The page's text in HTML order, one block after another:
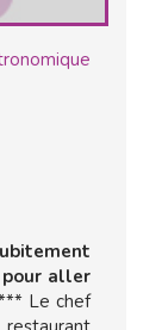
aller
Le chef